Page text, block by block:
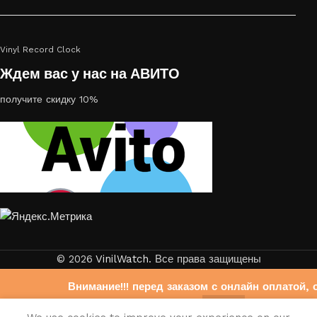
Внимание!!! перед заказом с онлайн оплатой,
Vinyl Record Clock
Ждем вас у нас на АВИТО
получите скидку 10%
© 2026 VinilWatch. Все права защищены